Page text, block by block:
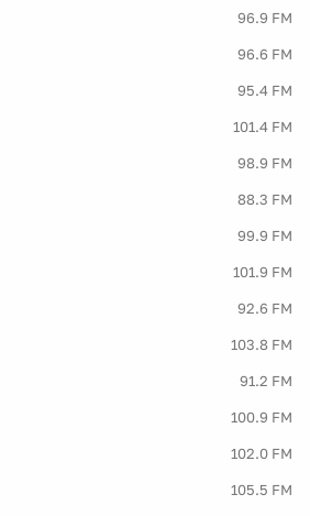
96.9 FM
96.6 FM
95.4 FM
101.4 FM
98.9 FM
88.3 FM
99.9 FM
101.9 FM
92.6 FM
103.8 FM
91.2 FM
100.9 FM
102.0 FM
105.5 FM